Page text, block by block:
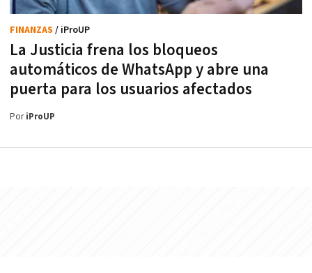
La Justicia frena los bloqueos
automáticos de WhatsApp y abre una
puerta para los usuarios afectados
FINANZAS / iProUP
PoriProUP